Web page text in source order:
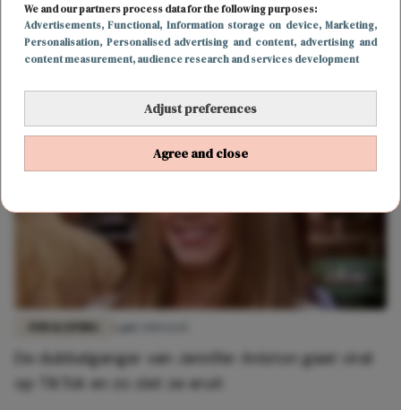
We and our partners process data for the following purposes:
Advertisements, Functional, Information storage on device, Marketing,
Personalisation, Personalised advertising and content, advertising and
content measurement, audience research and services development
Adjust preferences
Agree and close
LIEFDE 12 augustus 2021 13:47
More than Friends: zijn Ross en Rachel nu echt
samen?
De dubbelganger van Jennifer Aniston gaat viral
op TikTok en zo ziet ze eruit